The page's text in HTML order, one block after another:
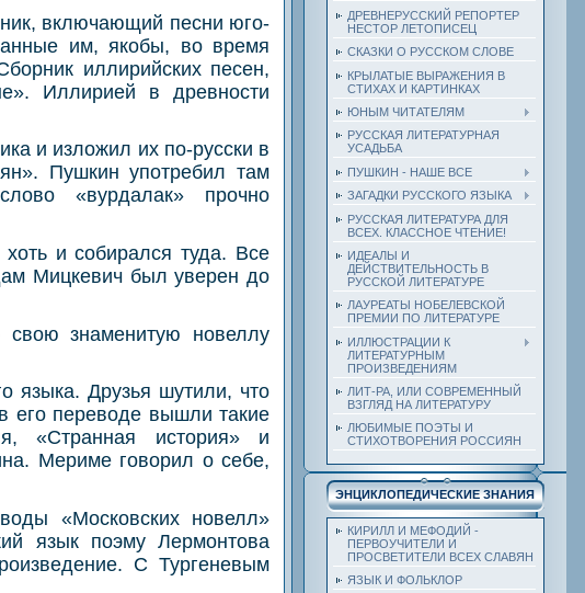
включающий песни юго-
им, якобы, во время
иллирийских песен,
Иллирией в древности
и изложил их по-русски в
Пушкин употребил там
«вурдалак» прочно
и собирался туда. Все
Мицкевич был уверен до
свою знаменитую новеллу
языка. Друзья шутили, что
его переводе вышли такие
«Странная история» и
Мериме говорил о себе,
«Московских новелл»
язык поэму Лермонтова
С Тургеневым
ДРЕВНЕРУССКИЙ РЕПОРТЕР
НЕСТОР ЛЕТОПИСЕЦ
СКАЗКИ О РУССКОМ СЛОВЕ
КРЫЛАТЫЕ ВЫРАЖЕНИЯ В
СТИХАХ И КАРТИНКАХ
ЮНЫМ ЧИТАТЕЛЯМ
РУССКАЯ ЛИТЕРАТУРНАЯ
УСАДЬБА
ПУШКИН - НАШЕ ВСЕ
ЗАГАДКИ РУССКОГО ЯЗЫКА
РУССКАЯ ЛИТЕРАТУРА ДЛЯ
ВСЕХ. КЛАССНОЕ ЧТЕНИЕ!
ИДЕАЛЫ И
ДЕЙСТВИТЕЛЬНОСТЬ В
РУССКОЙ ЛИТЕРАТУРЕ
ЛАУРЕАТЫ НОБЕЛЕВСКОЙ
ПРЕМИИ ПО ЛИТЕРАТУРЕ
ИЛЛЮСТРАЦИИ К
ЛИТЕРАТУРНЫМ
ПРОИЗВЕДЕНИЯМ
ЛИТ-РА, ИЛИ СОВРЕМЕННЫЙ
ВЗГЛЯД НА ЛИТЕРАТУРУ
ЛЮБИМЫЕ ПОЭТЫ И
СТИХОТВОРЕНИЯ РОССИЯН
ЭНЦИКЛОПЕДИЧЕСКИЕ ЗНАНИЯ
КИРИЛЛ И МЕФОДИЙ -
ПЕРВОУЧИТЕЛИ И
ПРОСВЕТИТЕЛИ ВСЕХ СЛАВЯН
ЯЗЫК И ФОЛЬКЛОР